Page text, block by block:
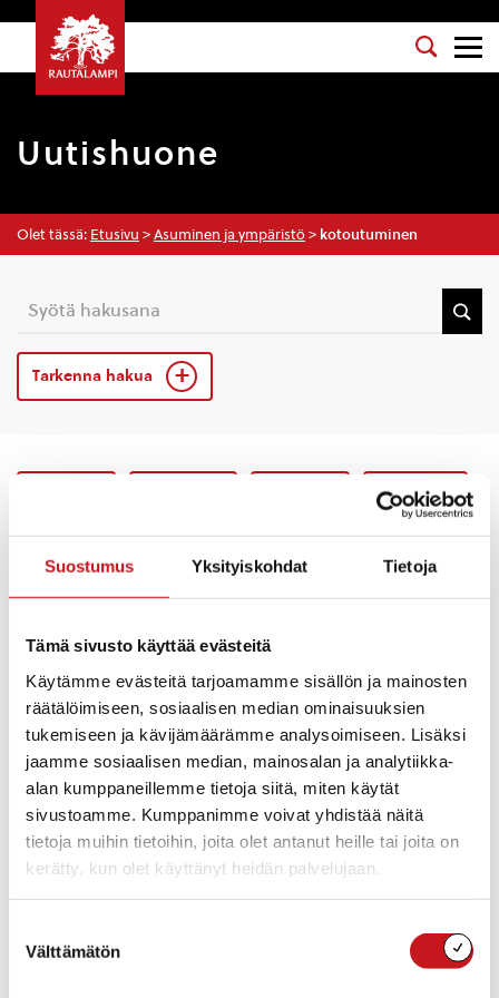
Suostumus Yksityiskohdat Tietoja
Tämä sivusto käyttää evästeitä
Käytämme evästeitä tarjoamamme sisällön ja mainosten
räätälöimiseen, sosiaalisen median ominaisuuksien
tukemiseen ja kävijämäärämme analysoimiseen. Lisäksi
jaamme sosiaalisen median, mainosalan ja analytiikka-
alan kumppaneillemme tietoja siitä, miten käytät
sivustoamme. Kumppanimme voivat yhdistää näitä
tietoja muihin tietoihin, joita olet antanut heille tai joita on
kerätty, kun olet käyttänyt heidän palvelujaan.
valinta
Välttämätön
Uutishuone
Olet tässä: Etusivu > Asuminen ja ympäristö > kotoutuminen
Tarkenna hakua
Tarinat
KOTOUTUMINEN
Mutkatonta kotoutumista – hanke päättyy